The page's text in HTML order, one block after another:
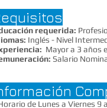
requerida:
Inglés - Nivel
Mayor a 3 años
Salario
de Lunes a Viernes 9